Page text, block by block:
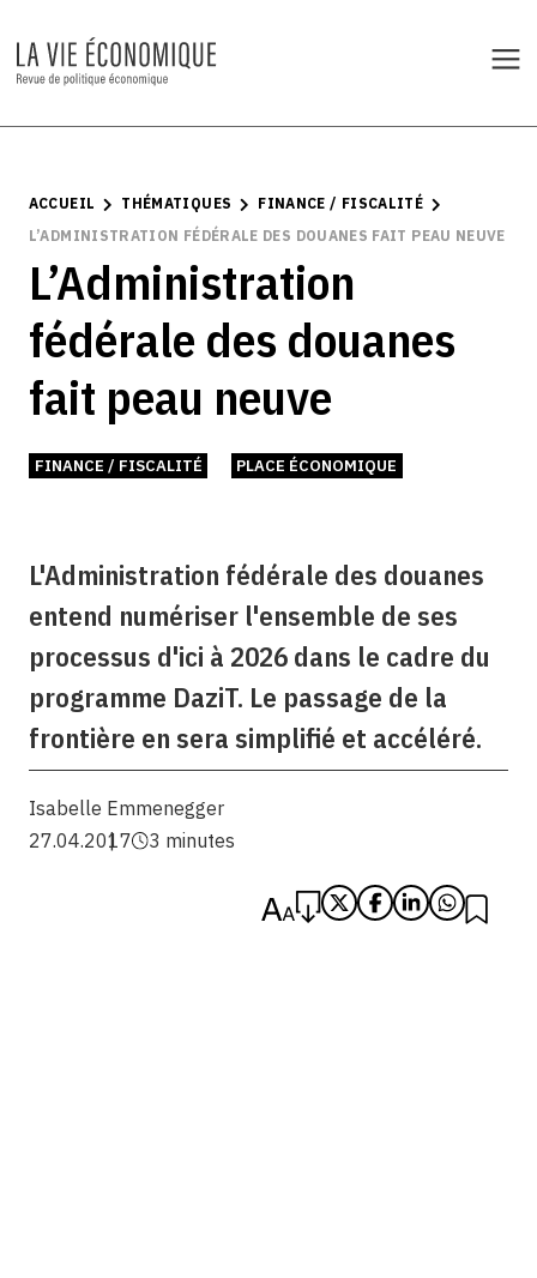
ACCUEIL THÉMATIQUES
FINANCE / FISCALITÉ
L’ADMINISTRATION FÉDÉRALE DES DOUANES FAIT PEAU NEUVE
L’Administration
fédérale des douanes
fait peau neuve
FINANCE / FISCALITÉ PLACE ÉCONOMIQUE
L'Administration fédérale des douanes
entend numériser l'ensemble de ses
processus d'ici à 2026 dans le cadre du
programme DaziT. Le passage de la
frontière en sera simplifié et accéléré.
Isabelle Emmenegger
27.04.2017
3 minutes